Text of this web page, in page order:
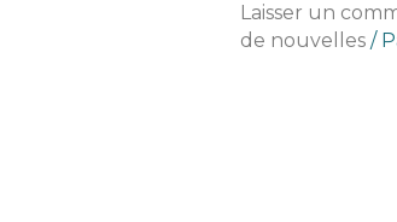
Laisser un
de nouvelles/